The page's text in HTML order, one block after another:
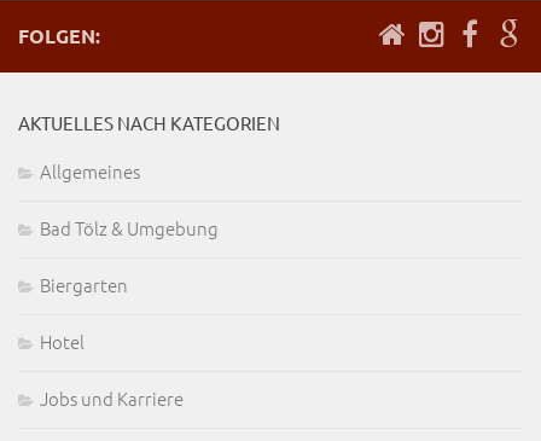
FOLGEN:
AKTUELLES NACH KATEGORIEN
Allgemeines
Bad Tölz & Umgebung
Biergarten
Hotel
Jobs und Karriere